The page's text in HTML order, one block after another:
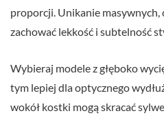
proporcji. Unikanie masywnych,
zachować lekkość i subtelność
Wybieraj modele z głęboko
tym lepiej dla optycznego
wokół kostki mogą skracać